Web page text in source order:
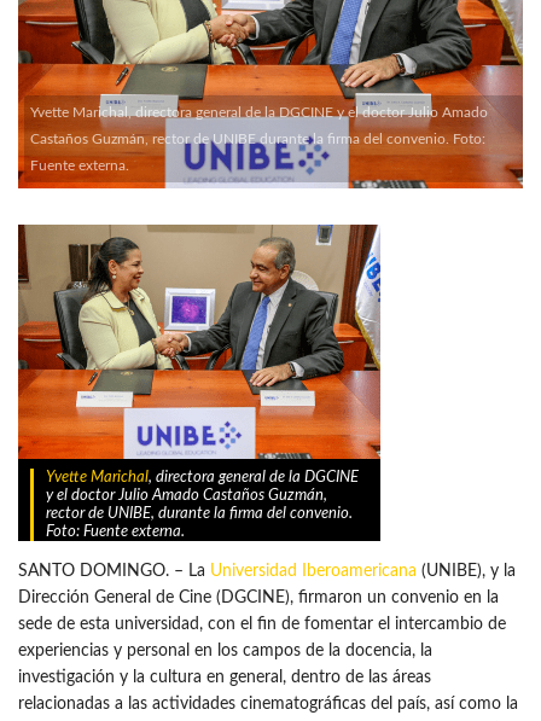
Yvette Marichal, directora general de la DGCINE y el doctor Julio Amado
Castaños Guzmán, rector de UNIBE durante la firma del convenio. Foto:
Fuente externa.
Yvette Marichal, directora general de la DGCINE
y el doctor Julio Amado Castaños Guzmán,
rector de UNIBE, durante la firma del convenio.
Foto: Fuente externa.
SANTO DOMINGO. – La Universidad Iberoamericana (UNIBE), y la
Dirección General de Cine (DGCINE), firmaron un convenio en la
sede de esta universidad, con el fin de fomentar el intercambio de
experiencias y personal en los campos de la docencia, la
investigación y la cultura en general, dentro de las áreas
relacionadas a las actividades cinematográficas del país, así como la